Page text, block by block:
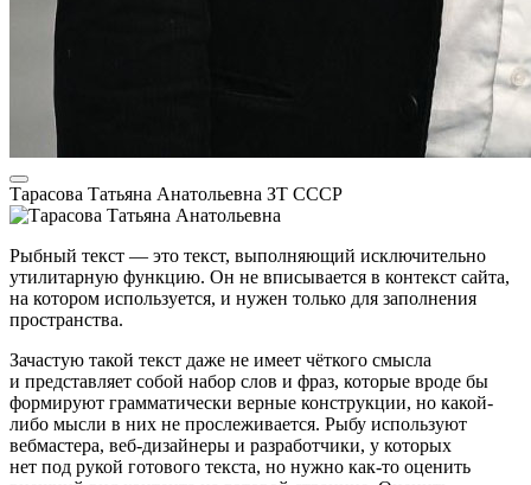
Тарасова Татьяна Анатольевна ЗТ СССР
Рыбный текст — это текст, выполняющий исключительно
утилитарную функцию. Он не вписывается в контекст сайта,
на котором используется, и нужен только для заполнения
пространства.
Зачастую такой текст даже не имеет чёткого смысла
и представляет собой набор слов и фраз, которые вроде бы
формируют грамматически верные конструкции, но какой-
либо мысли в них не прослеживается. Рыбу используют
вебмастера, веб-дизайнеры и разработчики, у которых
нет под рукой готового текста, но нужно как-то оценить